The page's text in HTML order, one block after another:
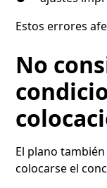
Estos errores
No
El plano
colocarse el